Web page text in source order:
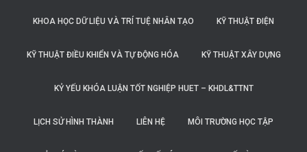
KHOA HỌC DỮ LIỆU VÀ TRÍ TUỆ NHÂN TẠO KỸ THUẬT ĐIỆN
KỸ THUẬT ĐIỀU KHIỂN VÀ TỰ ĐỘNG HÓA KỸ THUẬT XÂY DỰNG
KỶ YẾU KHÓA LUẬN TỐT NGHIỆP HUET – KHDL&TTNT
LỊCH SỬ HÌNH THÀNH LIÊN HỆ MÔI TRƯỜNG HỌC TẬP